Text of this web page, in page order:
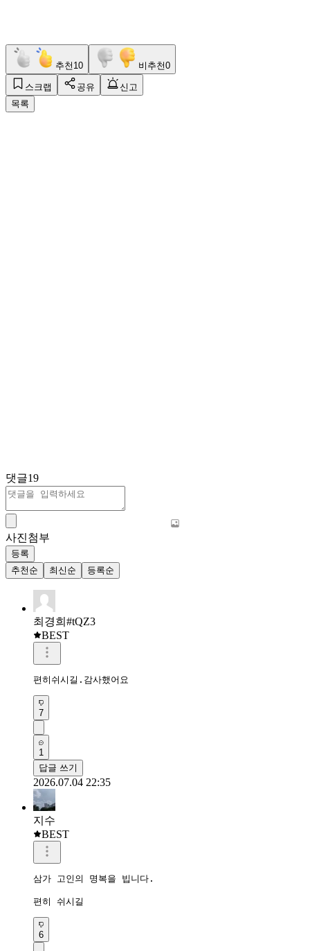
목록
사진첨부
등록
추천순
최신순 등록순
최경희#tQZ3
BEST
편히쉬시길.감사했어요
답글 쓰기
2026.07.04 22:35
지수
BEST
삼가 고인의 명복을 빕니다.
편히 쉬시길
6
답글 쓰기
2026.07.04 22:37